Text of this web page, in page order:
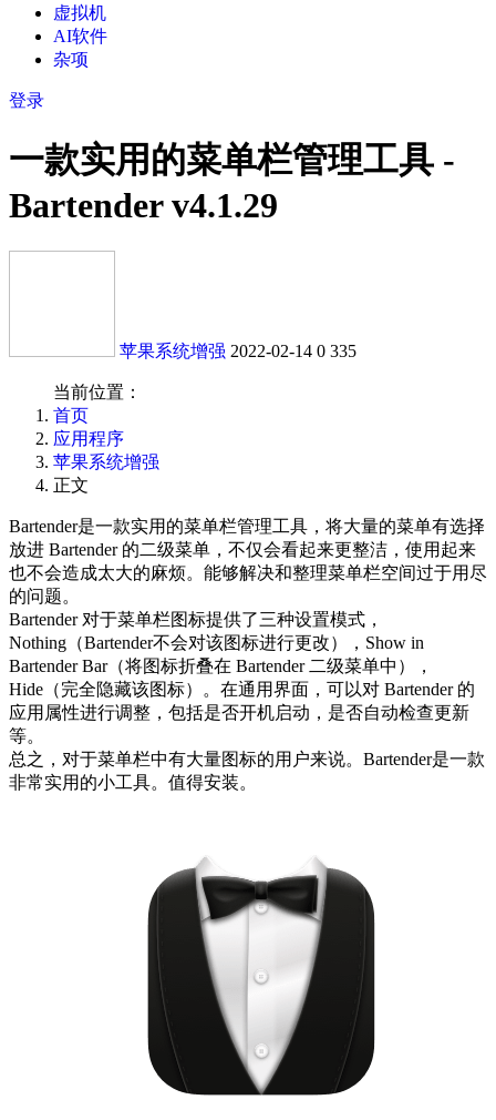
虚拟机
AI软件
杂项
登录
一款实用的菜单栏管理工具 -
Bartender v4.1.29
苹果系统增强 2022-02-14 0 335
当前位置：
首页
应用程序
苹果系统增强
正文
Bartender是一款实用的菜单栏管理工具，将大量的菜单有选择
放进 Bartender 的二级菜单，不仅会看起来更整洁，使用起来
也不会造成太大的麻烦。能够解决和整理菜单栏空间过于用尽
的问题。
Bartender 对于菜单栏图标提供了三种设置模式，
Nothing（Bartender不会对该图标进行更改），Show in
Bartender Bar（将图标折叠在 Bartender 二级菜单中），
Hide（完全隐藏该图标）。在通用界面，可以对 Bartender 的
应用属性进行调整，包括是否开机启动，是否自动检查更新
等。
总之，对于菜单栏中有大量图标的用户来说。Bartender是一款
非常实用的小工具。值得安装。